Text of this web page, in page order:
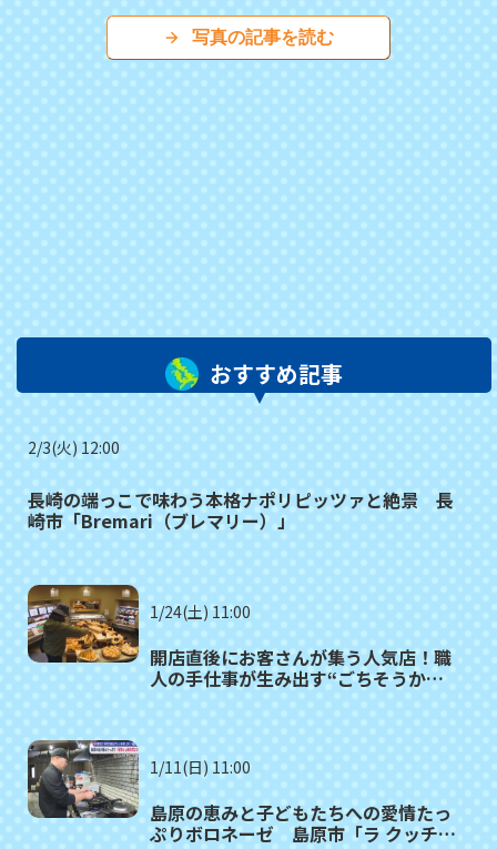
写真の記事を読む
おすすめ記事
2/3(火) 12:00
長崎の端っこで味わう本格ナポリピッツァと絶景 長
崎市「Bremari（ブレマリー）」
1/24(土) 11:00
開店直後にお客さんが集う人気店！職
人の手仕事が生み出す“ごちそうかん
1/11(日) 11:00
島原の恵みと子どもたちへの愛情たっ
ぷりボロネーゼ 島原市「ラ クッチー